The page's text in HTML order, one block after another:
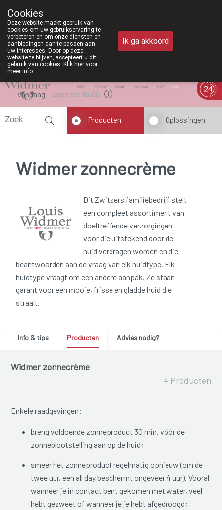
011/610300
Vandaag open tot 18u30
Producten Oplossingen
Widmer zonnecrème
Dit Zwitsers familiebedrijf stelt
een compleet assortiment van
doeltreffende verzorgingen
voor die uitstekend door de
huid verdragen worden en die
beantwoorden aan de vraag van elk huidtype. Elk
huidtype vraagt om een andere aanpak. Ze staan
garant voor een mooie, frisse en gladde huid die
straalt.
Info & tips Producten Advies nodig?
Widmer zonnecrème
4 Producten
Enkele raadgevingen:
breng voldoende zonneproduct 30 min. vóór de
zonneblootstelling aan op de huid;
smeer het zonneproduct regelmatig opnieuw (om de
twee uur, een all day beschermt ongeveer 4 uur). Vooral
wanneer je in contact bent gekomen met water, veel
hebt gezweet of wanneer je je hebt afgedroogd;
Cookies
Deze website maakt gebruik van
cookies om uw gebruikservaring te
verbeteren en om onze diensten en
aanbiedingen aan te passen aan
uw interesses. Door op deze
website te blijven, accepteert u dit
gebruik van cookies. Klik hier voor
meer info.
Ik ga akkoord